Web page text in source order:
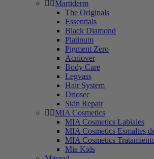
Martiderm
The Originals
Essentials
Black Diamond
Platinum
Pigment Zero
Acniover
Body Care
Legvass
Hair System
Driosec
Skin Repair
MIA Cosmetics
MIA Cosmetics Labiales
MIA Cosmetics Esmaltes
MIA Cosmetics
Mia Kids